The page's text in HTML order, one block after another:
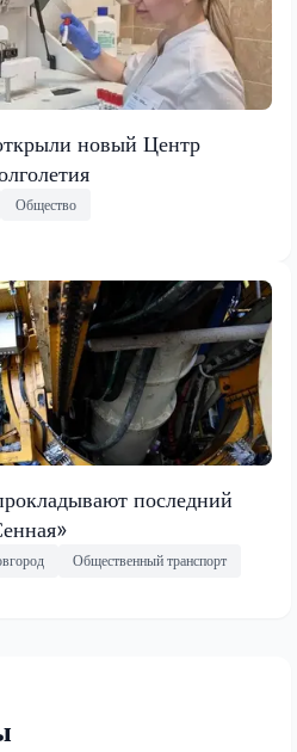
новый Центр
Общество
последний
Общественный транспорт